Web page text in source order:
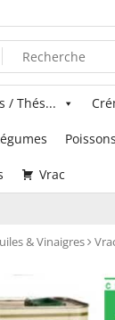
/ Thés...
Vrac
& Vinaigres